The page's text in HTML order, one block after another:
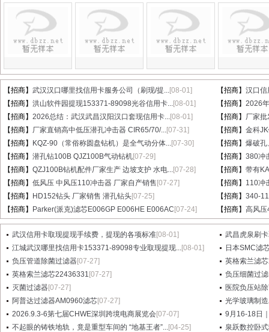
【招商】 武汉汉口哪里找信用卡服务公司（刷现/提...[08-01] 【招商】 汉口信
【招商】 洪山软件园提现153371-89098光谷信用卡...[08-01] 【招商】 2026
【招商】 2026总结：武汉武昌汉阳汉口套现信用卡...[08-01] 【招商】 厂家
【招商】 厂家直销高中低压潜孔冲击器 CIR65/70/...[07-31] 【招商】 金科
【招商】
KQZ-90（常俗称圆盘钻机）是全气动分体...[07-30] 【招商】 爆破孔
【招商】 潜孔钻100B QJZ100B气动钻机[07-29] 【招商】 380冲
【招商】 QZJ100B钻机配件厂家生产 边坡支护 水电...[07-28] 【招商】 带有
【招商】 低风压 中风压110冲击器 厂家自产销售 [07-27] 【招商】 110冲
【招商】
HD152钻头 厂家销售 潜孔钻头[07-25] 【招商】 340-
【招商】
Parker(派克)滤芯E006GP E006HE E006AC [07-24] 【招商】 高风压
武汉信用卡取现提现手续费，提现的各项标准[08-01]
武昌虎泉刷
江城武汉哪里找信用卡153371-89098专业取现提现...[08-01]
日本SMC滤
负压管道除菌过滤器[07-27]
英格索兰滤
英格索兰滤芯22436331 [07-27]
负压细菌过
灭菌过滤器[07-27]
医院负压站
阿普达过滤器AM0960滤芯[07-27]
光学玻璃制
2026.9.3-6第七届CHWE深圳跨境电商展览会[07-07]
9月16-18日
不起眼的铸铁地轨，竟是重型车间的 “地基王者”...[04-25]
泉跃数控卧